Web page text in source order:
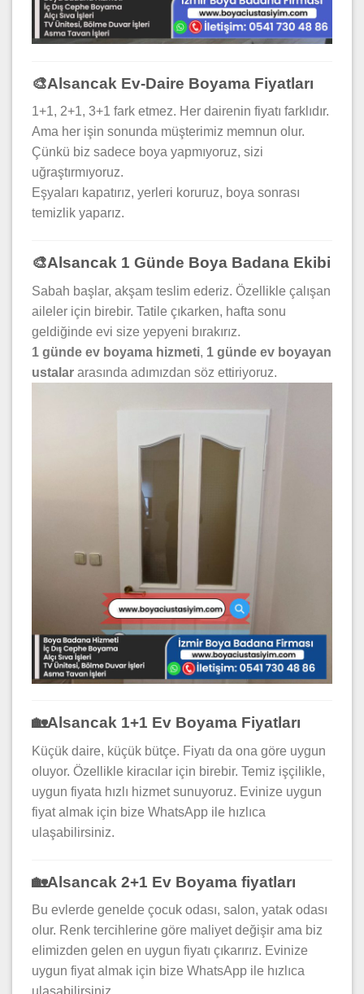
🎨Alsancak Ev-Daire Boyama Fiyatları
1+1, 2+1, 3+1 fark etmez. Her dairenin fiyatı farklıdır.
Ama her işin sonunda müşterimiz memnun olur.
Çünkü biz sadece boya yapmıyoruz, sizi
uğraştırmıyoruz.
Eşyaları kapatırız, yerleri koruruz, boya sonrası
temizlik yaparız.
🎨Alsancak 1 Günde Boya Badana Ekibi
Sabah başlar, akşam teslim ederiz. Özellikle çalışan
aileler için birebir. Tatile çıkarken, hafta sonu
geldiğinde evi size yepyeni bırakırız.
1 günde ev boyama hizmeti, 1 günde ev boyayan
ustalar arasında adımızdan söz ettiriyoruz.
🏡Alsancak 1+1 Ev Boyama Fiyatları
Küçük daire, küçük bütçe. Fiyatı da ona göre uygun
oluyor. Özellikle kiracılar için birebir. Temiz işçilikle,
uygun fiyata hızlı hizmet sunuyoruz. Evinize uygun
fiyat almak için bize WhatsApp ile hızlıca
ulaşabilirsiniz.
🏡Alsancak 2+1 Ev Boyama fiyatları
Bu evlerde genelde çocuk odası, salon, yatak odası
olur. Renk tercihlerine göre maliyet değişir ama biz
elimizden gelen en uygun fiyatı çıkarırız. Evinize
uygun fiyat almak için bize WhatsApp ile hızlıca